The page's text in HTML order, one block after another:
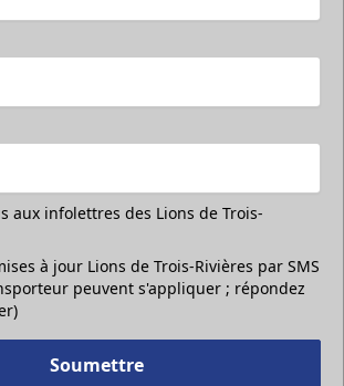
aux infolettres des Lions de Trois-
à jour Lions de Trois-Rivières par SMS
peuvent s'appliquer ; répondez
Soumettre